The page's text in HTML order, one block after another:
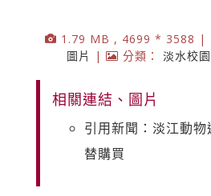
1.79 MB , 4699 * 3588 |
圖片
| 分類： 淡水校園
相關連結、圖片
引用新聞：淡江動
替購買